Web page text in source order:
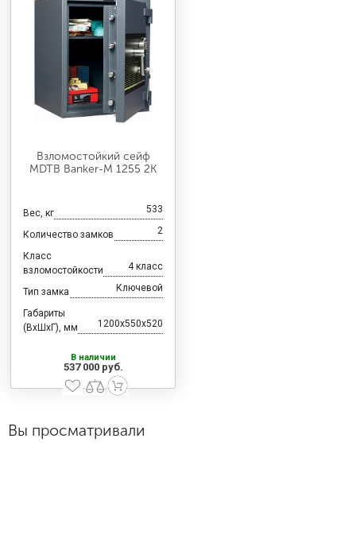
Взломостойкий сейф
MDTB Banker-M 1255 2K
Вес, кг 533
Количество замков 2
Класс
взломостойкости
4 класс
Тип замка Ключевой
Габариты
(ВхШхГ), мм
1200x550x520
В наличии
537 000 руб.
Вы просматривали